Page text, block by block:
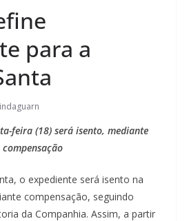
para a
feira (18) será isento, mediante
compensação
o expediente será isento na
compensação, seguindo
da Companhia. Assim, a partir